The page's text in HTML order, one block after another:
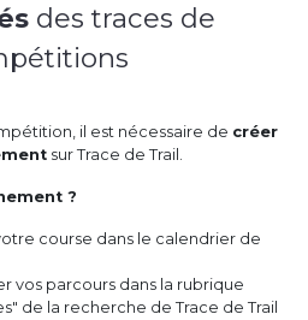
des traces de
il est nécessaire de créer
sur Trace de Trail.
?
course dans le calendrier de
vos parcours dans la rubrique
de la recherche de Trace de Trail